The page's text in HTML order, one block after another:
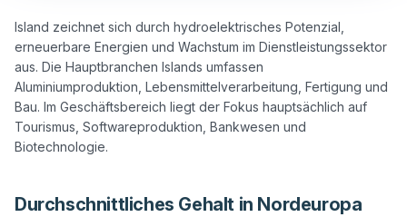
Island zeichnet sich durch hydroelektrisches Potenzial,
erneuerbare Energien und Wachstum im Dienstleistungssektor
aus. Die Hauptbranchen Islands umfassen
Aluminiumproduktion, Lebensmittelverarbeitung, Fertigung und
Bau. Im Geschäftsbereich liegt der Fokus hauptsächlich auf
Tourismus, Softwareproduktion, Bankwesen und
Durchschnittliches Gehalt in Nordeuropa